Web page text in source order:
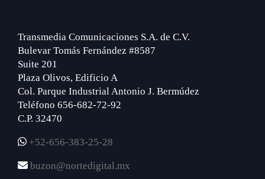
Transmedia Comunicaciones S.A. de C.V.
Bulevar Tomás Fernández #8587
Suite 201
Plaza Olivos, Edificio A
Col. Parque Industrial Antonio J. Bermúdez
Teléfono 656-682-72-92
C.P. 32470
+52-656-383-25-28
buzon@nortedigital.mx